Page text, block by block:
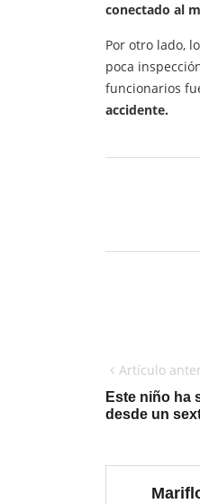
conectado al
Por otro lado,
poca
funcionarios
accidente.
Artículo
Este niño ha
desde un